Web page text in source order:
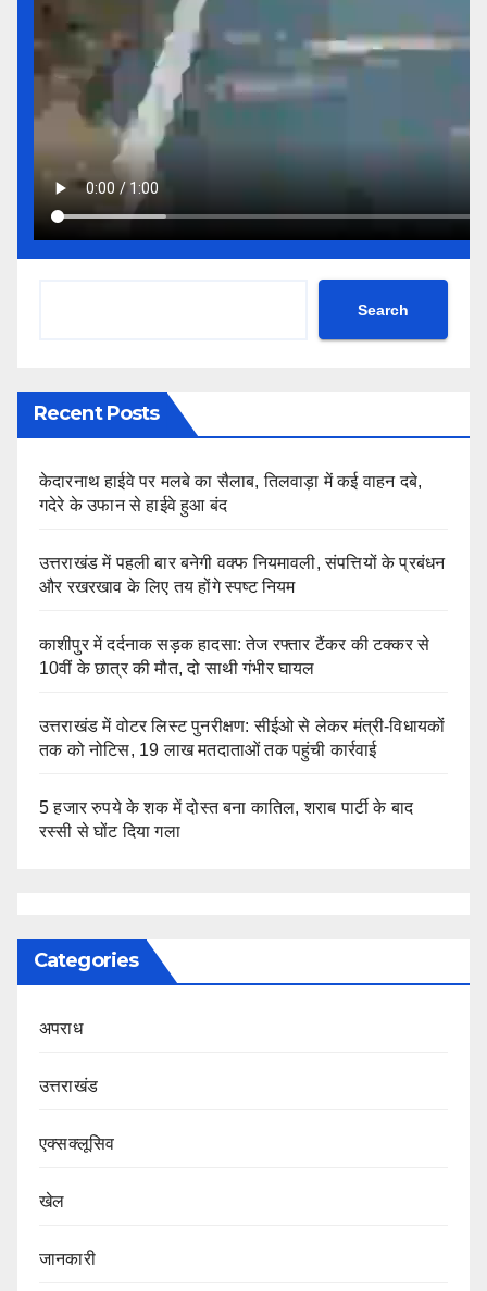
Search
Recent Posts
केदारनाथ हाईवे पर मलबे का सैलाब, तिलवाड़ा में कई वाहन दबे,
गदेरे के उफान से हाईवे हुआ बंद
उत्तराखंड में पहली बार बनेगी वक्फ नियमावली, संपत्तियों के प्रबंधन
और रखरखाव के लिए तय होंगे स्पष्ट नियम
काशीपुर में दर्दनाक सड़क हादसा: तेज रफ्तार टैंकर की टक्कर से
10वीं के छात्र की मौत, दो साथी गंभीर घायल
उत्तराखंड में वोटर लिस्ट पुनरीक्षण: सीईओ से लेकर मंत्री-विधायकों
तक को नोटिस, 19 लाख मतदाताओं तक पहुंची कार्रवाई
5 हजार रुपये के शक में दोस्त बना कातिल, शराब पार्टी के बाद
रस्सी से घोंट दिया गला
Categories
अपराध
उत्तराखंड
एक्सक्लूसिव
खेल
जानकारी